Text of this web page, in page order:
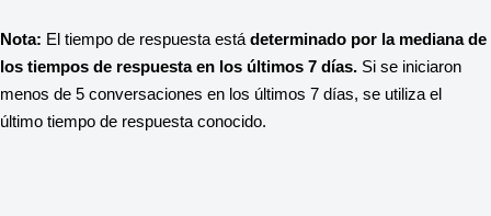
Nota: El tiempo de respuesta está determinado por la mediana de
los tiempos de respuesta en los últimos 7 días. Si se iniciaron
menos de 5 conversaciones en los últimos 7 días, se utiliza el
último tiempo de respuesta conocido.